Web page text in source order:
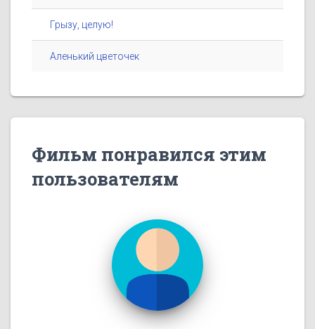
Грызу, целую!
Аленький цветочек
Фильм понравился этим
пользователям